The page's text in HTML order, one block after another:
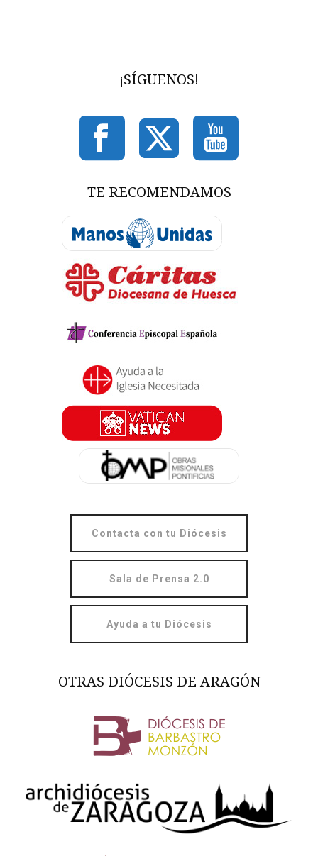
¡SÍGUENOS!
TE RECOMENDAMOS
Contacta con tu Diócesis
Sala de Prensa 2.0
Ayuda a tu Diócesis
OTRAS DIÓCESIS DE ARAGÓN